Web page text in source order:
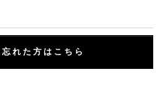
れた方はこちら